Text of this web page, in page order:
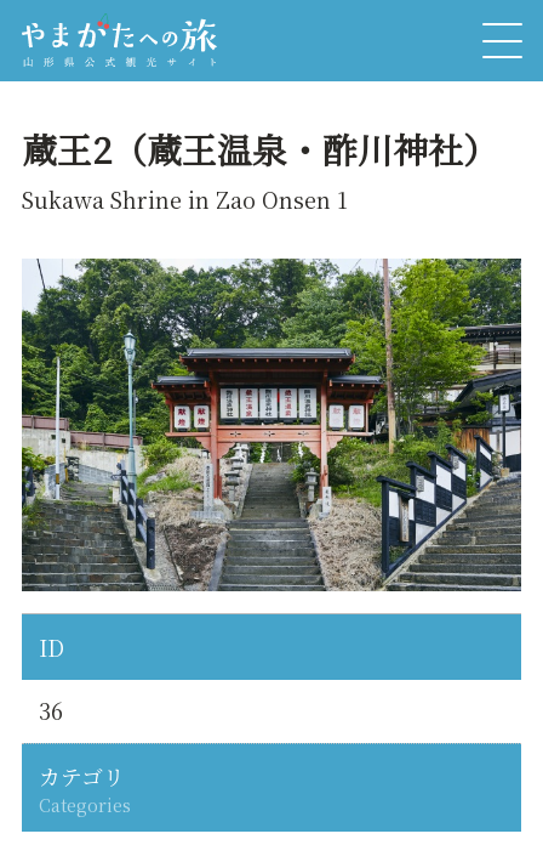
蔵王2（蔵王温泉・酢川神社）
Sukawa Shrine in Zao Onsen 1
ID
36
カテゴリ
Categories